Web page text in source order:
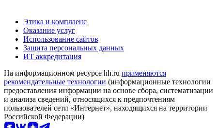
Этика и комплаенс
Оказание услуг
Использование сайтов
Защита персональных данных
ИТ аккредитация
На информационном ресурсе hh.ru применяются
рекомендательные технологии (информационные технологии
предоставления информации на основе сбора, систематизации
и анализа сведений, относящихся к предпочтениям
пользователей сети «Интернет», находящихся на территории
Российской Федерации)